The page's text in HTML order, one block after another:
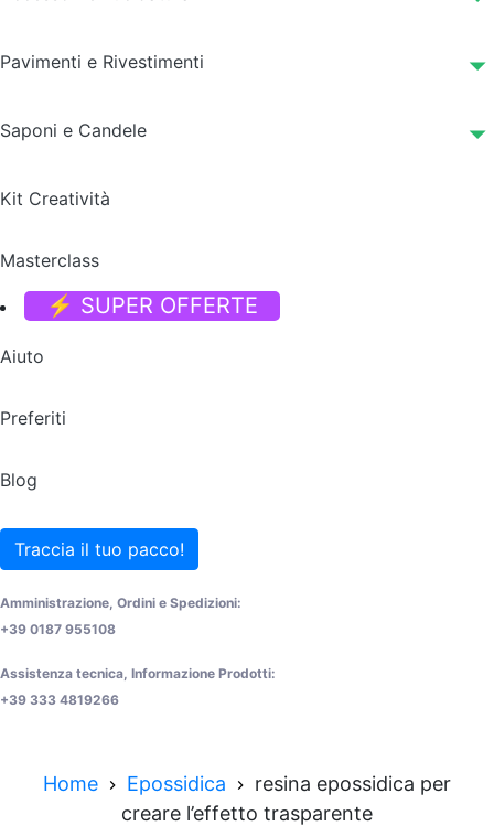
Pavimenti e Rivestimenti
Saponi e Candele
Kit Creatività
Masterclass
⚡ SUPER OFFERTE
Aiuto
Preferiti
Blog
Traccia il tuo pacco!
Amministrazione, Ordini e Spedizioni:
+39 0187 955108
Assistenza tecnica, Informazione Prodotti:
+39 333 4819266
Home Epossidica
resina epossidica per
creare l’effetto trasparente